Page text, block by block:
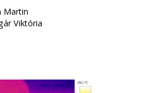
Martin
Viktória